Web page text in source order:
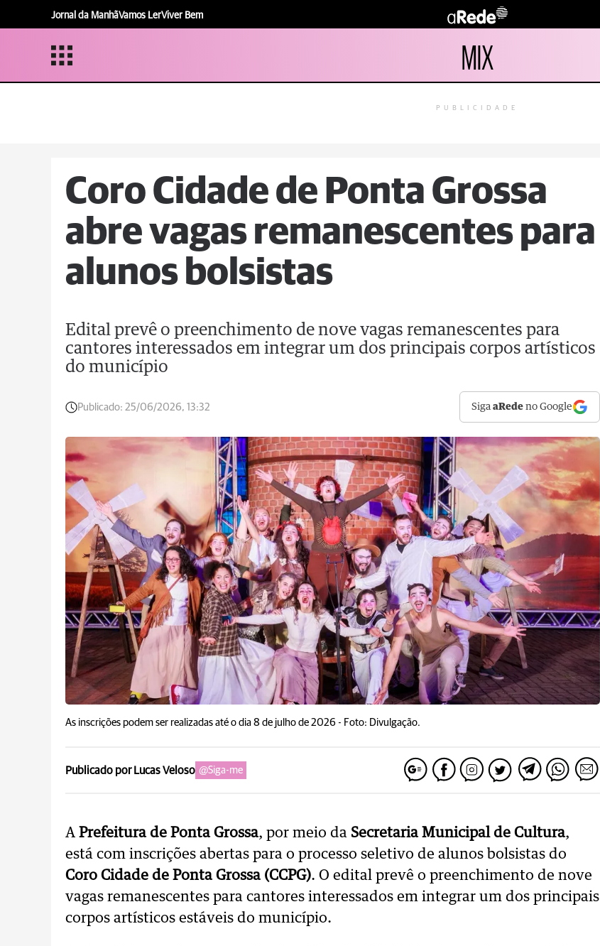
Jornal da ManhãVamos LerViver Bem
MIX
PUBLICIDADE
Coro Cidade de Ponta Grossa
abre vagas remanescentes para
alunos bolsistas
Edital prevê o preenchimento de nove vagas remanescentes para
cantores interessados em integrar um dos principais corpos artísticos
do município
Publicado: 25/06/2026, 13:32 SigaaRede no Google
As inscrições podem ser realizadas até o dia 8 de julho de 2026 - Foto: Divulgação.
Publicado por Lucas Veloso @Siga-me
A Prefeitura de Ponta Grossa, por meio da Secretaria Municipal de Cultura,
está com inscrições abertas para o processo seletivo de alunos bolsistas do
Coro Cidade de Ponta Grossa (CCPG). O edital prevê o preenchimento de nove
vagas remanescentes para cantores interessados em integrar um dos principais
corpos artísticos estáveis do município.